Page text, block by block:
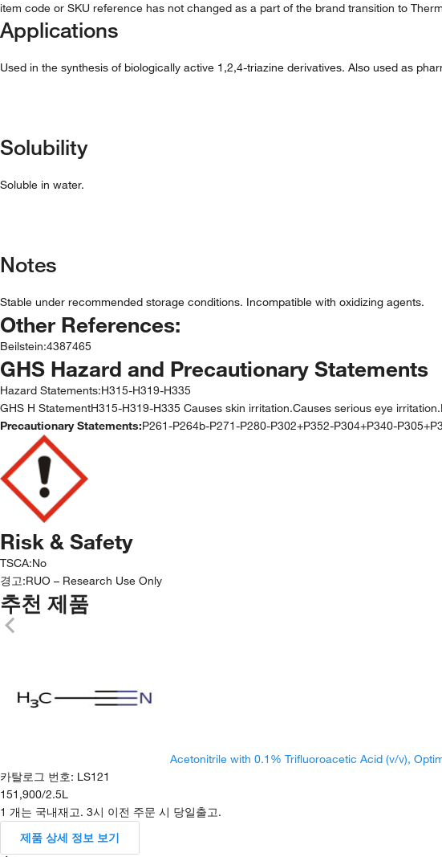
item code or SKU reference has not changed as a part of the brand transition to
Applications
Used in the synthesis of biologically active 1,2,4-triazine derivatives. Also used as
Solubility
Soluble in water.
Notes
Stable under recommended storage conditions. Incompatible with oxidizing agents.
Other References:
Beilstein:4387465
GHS Hazard and Precautionary Statements
Hazard Statements:H315-H319-H335
GHS H StatementH315-H319-H335 Causes skin irritation.Causes serious eye
Precautionary Statements:P261-P264b-P271-P280-P302+P352-P304+P340-
Risk & Safety
TSCA:No
경고:RUO – Research Use Only
추천 제품
Acetonitrile with 0.1% Trifluoroacetic Acid (v/v),
카탈로그 번호: LS121
151,900/2.5L
1 개는 국내재고. 3시 이전 주문 시 당일출고.
제품 상세 정보 보기